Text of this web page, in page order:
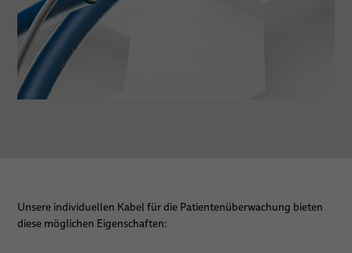
Termine
Unsere individuellen Kabel für die Patientenüberwachung bieten
diese möglichen Eigenschaften: